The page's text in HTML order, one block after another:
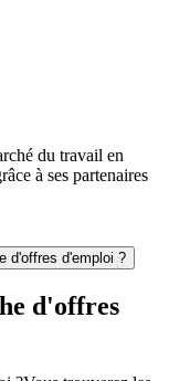
du travail en
à ses partenaires
d'offres d'emploi ?
d'offres